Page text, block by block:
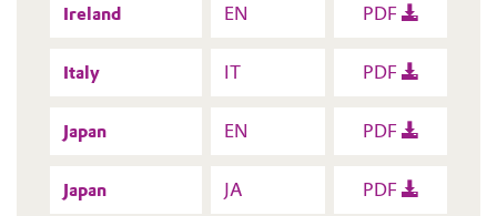
Ireland EN PDF
Italy IT PDF
Japan EN PDF
Japan JA PDF